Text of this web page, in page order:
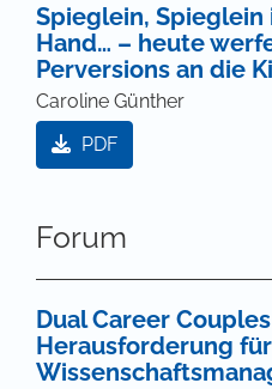
Spieglein,
Hand… – heute
Perversions an die
Caroline Günther
PDF
Forum
Dual Career
Herausforderung